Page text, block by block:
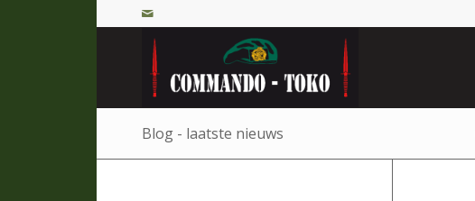
Blog - laatste nieuws